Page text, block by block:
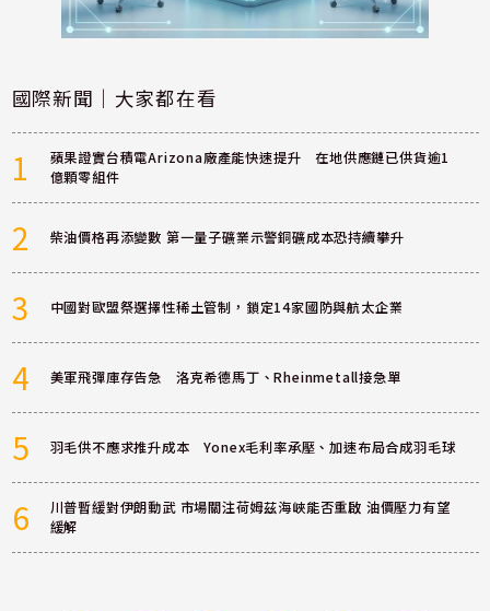
國際新聞｜大家都在看
1
蘋果證實台積電Arizona廠產能快速提升 在地供應鏈已供貨逾1
億顆零組件
2 柴油價格再添變數 第一量子礦業示警銅礦成本恐持續攀升
3 中國對歐盟祭選擇性稀土管制，鎖定14家國防與航太企業
4 美軍飛彈庫存告急 洛克希德馬丁、Rheinmetall接急單
5 羽毛供不應求推升成本 Yonex毛利率承壓、加速布局合成羽毛球
6
川普暫緩對伊朗動武 市場關注荷姆茲海峽能否重啟 油價壓力有望
緩解